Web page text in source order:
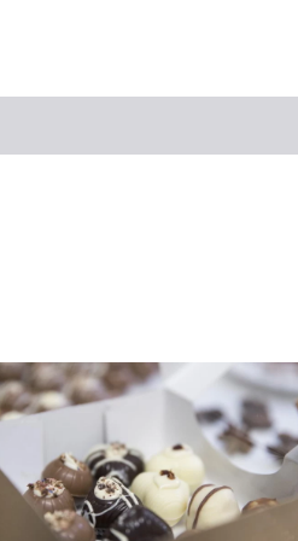
Suchbegriff
Erlebnisse
Wein
Kultur